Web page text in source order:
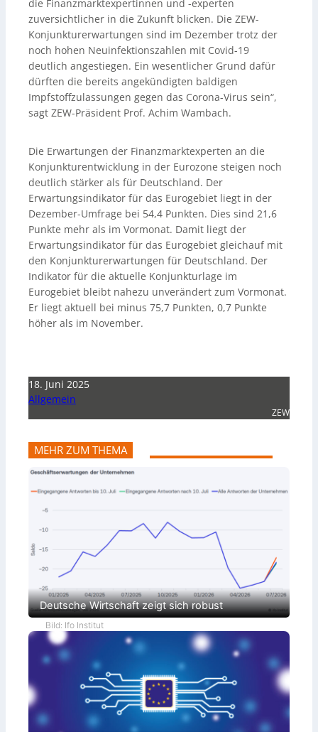
die Finanzmarktexpertinnen und -experten
zuversichtlicher in die Zukunft blicken. Die ZEW-
Konjunkturerwartungen sind im Dezember trotz der
noch hohen Neuinfektionszahlen mit Covid-19
deutlich angestiegen. Ein wesentlicher Grund dafür
dürften die bereits angekündigten baldigen
Impfstoffzulassungen gegen das Corona-Virus sein“,
sagt ZEW-Präsident Prof. Achim Wambach.
Die Erwartungen der Finanzmarktexperten an die
Konjunkturentwicklung in der Eurozone steigen noch
deutlich stärker als für Deutschland. Der
Erwartungsindikator für das Eurogebiet liegt in der
Dezember-Umfrage bei 54,4 Punkten. Dies sind 21,6
Punkte mehr als im Vormonat. Damit liegt der
Erwartungsindikator für das Eurogebiet gleichauf mit
den Konjunkturerwartungen für Deutschland. Der
Indikator für die aktuelle Konjunkturlage im
Eurogebiet bleibt nahezu unverändert zum Vormonat.
Er liegt aktuell bei minus 75,7 Punkten, 0,7 Punkte
höher als im November.
18. Juni 2025
Allgemein
ZEW
MEHR ZUM THEMA
Deutsche Wirtschaft zeigt sich robust
Bild: Ifo Institut